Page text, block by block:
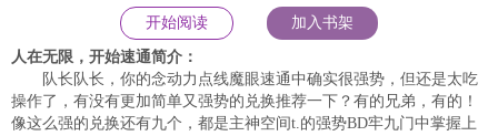
开始阅读 加入书架
人在无限，开始速通简介：
队长队长，你的念动力点线魔眼速通中确实很强势，但还是太吃
操作了，有没有更加简单又强势的兑换推荐一下？有的兄弟，有的！
像这么强的兑换还有九个，都是主神空间t.的强势BD牢九门中掌握上